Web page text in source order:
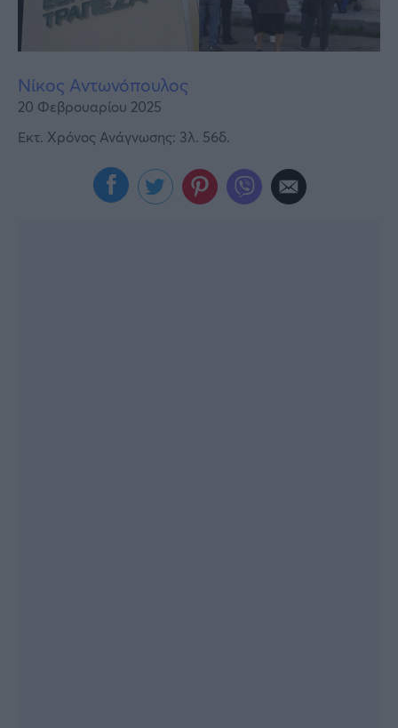
Νίκος Αντωνόπουλος
20 Φεβρουαρίου 2025
Εκτ. Χρόνος Ανάγνωσης: 3λ. 56δ.